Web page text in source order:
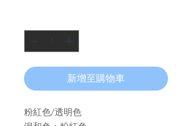
新增至購物車
粉紅色/透明色